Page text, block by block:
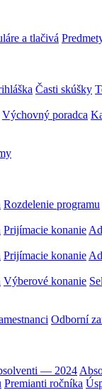
a tlačivá
Časti skúšky
Výchovný poradca
Rozdelenie programu
Prijímacie konanie
Prijímacie konanie
Výberové konanie
Odborní
— 2024
Premianti ročníka